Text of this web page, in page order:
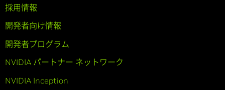
採用情報
開発者向け情報
開発者プログラム
NVIDIA パートナー ネットワーク
NVIDIA Inception